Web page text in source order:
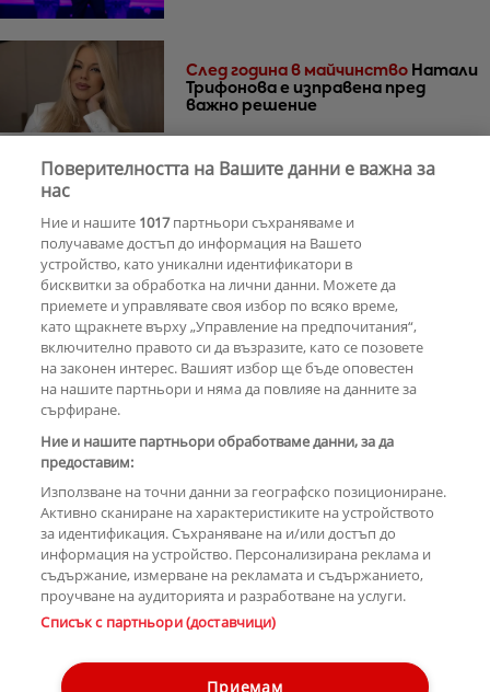
След година в майчинство Натали
Трифонова е изправена пред
важно решение
приятелки
РЕКЛАМА
КОМЕНТАРИ
Copyright © 2007-2026 Hotnews.bg. Всички права запазени.
Контакти Общи условия
Етични правила на НСС
Поверителността на Вашите данни е важна за
нас
Ние и нашите 1017партньори съхраняваме и
получаваме достъп до информация на Вашето
устройство, като уникални идентификатори в
бисквитки за обработка на лични данни. Можете да
приемете и управлявате своя избор по всяко време,
като щракнете върху „Управление на предпочитания“,
включително правото си да възразите, като се позовете
на законен интерес. Вашият избор ще бъде оповестен
на нашите партньори и няма да повлияе на данните за
сърфиране.
Ние и нашите партньори обработваме данни, за да
предоставим:
Използване на точни данни за географско позициониране.
Активно сканиране на характеристиките на устройството
за идентификация. Съхраняване на и/или достъп до
информация на устройство. Персонализирана реклама и
съдържание, измерване на рекламата и съдържанието,
проучване на аудиторията и разработване на услуги.
Списък с партньори (доставчици)
Приемам